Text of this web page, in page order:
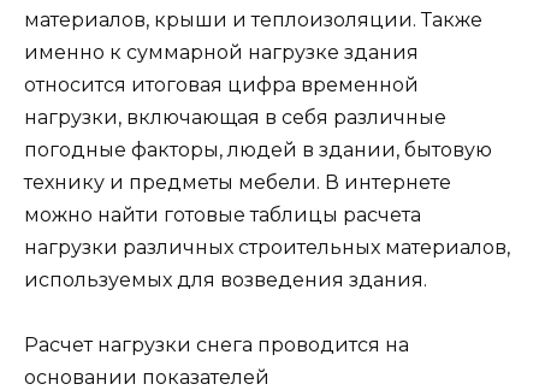
материалов, крыши и теплоизоляции. Также
именно к суммарной нагрузке здания
относится итоговая цифра временной
нагрузки, включающая в себя различные
погодные факторы, людей в здании, бытовую
технику и предметы мебели. В интернете
можно найти готовые таблицы расчета
нагрузки различных строительных материалов,
используемых для возведения здания.
Расчет нагрузки снега проводится на
основании показателей